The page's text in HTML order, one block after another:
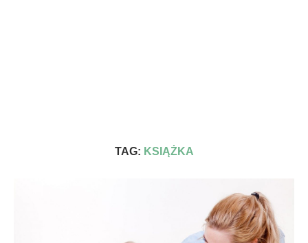
TAG: KSIĄŻKA